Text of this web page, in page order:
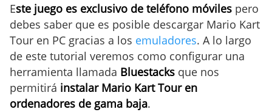
Este juego es exclusivo de teléfono móviles pero
debes saber que es posible descargar Mario Kart
Tour en PC gracias a los emuladores. A lo largo
de este tutorial veremos como configurar una
herramienta llamada Bluestacks que nos
permitirá instalar Mario Kart Tour en
ordenadores de gama baja.